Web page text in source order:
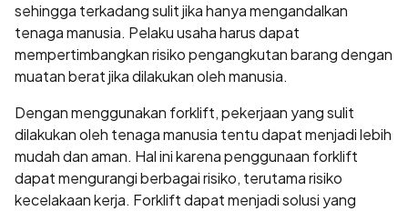
sehingga terkadang sulit jika hanya mengandalkan
tenaga manusia. Pelaku usaha harus dapat
mempertimbangkan risiko pengangkutan barang dengan
muatan berat jika dilakukan oleh manusia.
Dengan menggunakan forklift, pekerjaan yang sulit
dilakukan oleh tenaga manusia tentu dapat menjadi lebih
mudah dan aman. Hal ini karena penggunaan forklift
dapat mengurangi berbagai risiko, terutama risiko
kecelakaan kerja. Forklift dapat menjadi solusi yang